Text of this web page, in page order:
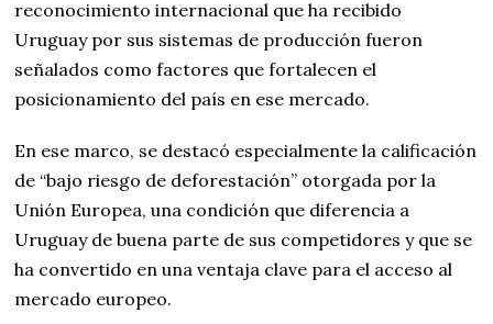
reconocimiento internacional que ha recibido
Uruguay por sus sistemas de producción fueron
señalados como factores que fortalecen el
posicionamiento del país en ese mercado.
En ese marco, se destacó especialmente la calificación
de “bajo riesgo de deforestación” otorgada por la
Unión Europea, una condición que diferencia a
Uruguay de buena parte de sus competidores y que se
ha convertido en una ventaja clave para el acceso al
mercado europeo.